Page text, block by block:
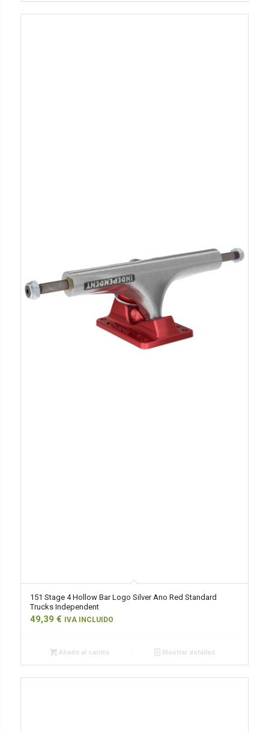
151 Stage 4 Hollow Bar Logo Silver Ano Red Standard
Trucks Independent
49,39 € IVA INCLUIDO
Añadir al carrito Mostrar detalles